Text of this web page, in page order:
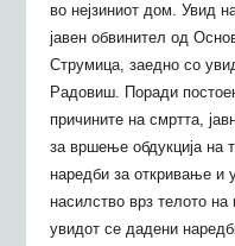
во нејзиниот дом.Увид
јавен обвинител од
Струмица, заедно со
Радовиш. Поради
причините на смртта,
за вршење обдукција на
наредби за откривање и
насилство врз телото
увидот се дадени н